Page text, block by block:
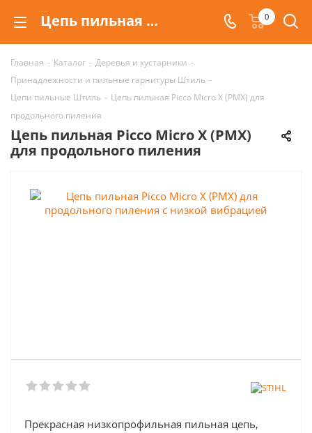
Цепь пильная Picco Micro X (PMX) для продольного пиления 0
Главная - Каталог - Деревья и кустарники -
Принадлежности и пильные гарнитуры Штиль -
Цепи пильные Штиль - Цепь пильная Picco Micro X (PMX) для
продольного пиления
Цепь пильная Picco Micro X (PMX)
для продольного пиления
Прекрасная низкопрофильная пильная цепь,